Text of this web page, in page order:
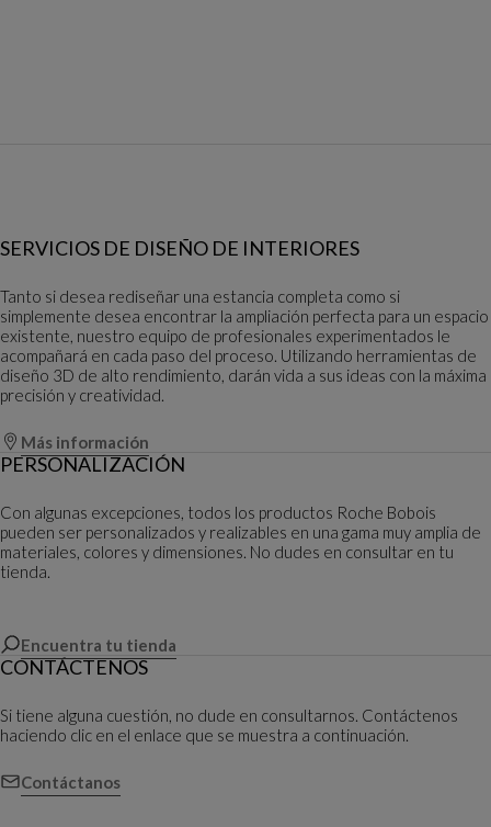
SERVICIOS DE DISEÑO DE INTERIORES
Tanto si desea rediseñar una estancia completa como si
simplemente desea encontrar la ampliación perfecta para un espacio
existente, nuestro equipo de profesionales experimentados le
acompañará en cada paso del proceso. Utilizando herramientas de
diseño 3D de alto rendimiento, darán vida a sus ideas con la máxima
precisión y creatividad.
Más información
PERSONALIZACIÓN
Con algunas excepciones, todos los productos Roche Bobois
pueden ser personalizados y realizables en una gama muy amplia de
materiales, colores y dimensiones. No dudes en consultar en tu
tienda.
Encuentra tu tienda
CONTÁCTENOS
Si tiene alguna cuestión, no dude en consultarnos. Contáctenos
haciendo clic en el enlace que se muestra a continuación.
Contáctanos